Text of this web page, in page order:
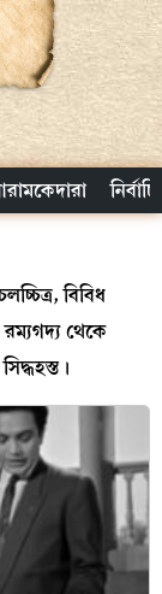
বিবিধ
থেকে